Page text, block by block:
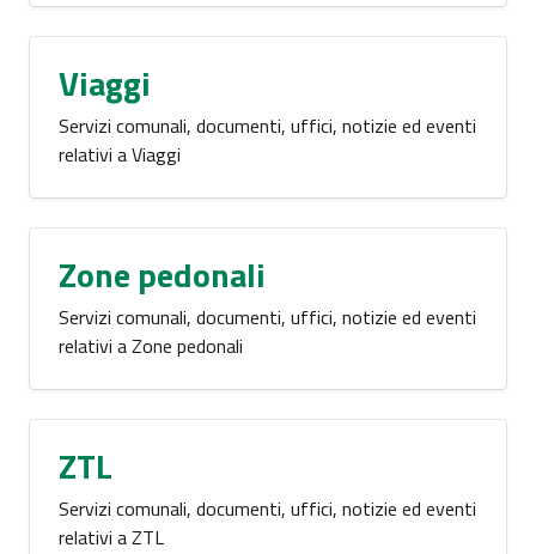
Viaggi
Servizi comunali, documenti, uffici, notizie ed eventi
relativi a Viaggi
Zone pedonali
Servizi comunali, documenti, uffici, notizie ed eventi
relativi a Zone pedonali
ZTL
Servizi comunali, documenti, uffici, notizie ed eventi
relativi a ZTL